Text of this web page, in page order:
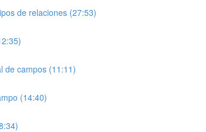
de relaciones (27:53)
de campos (11:11)
(14:40)